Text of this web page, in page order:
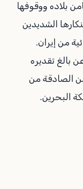
بلاده ووقوفها
الشديدين
من إيران.
بالغ تقديره
الصادقة من
البحرين.